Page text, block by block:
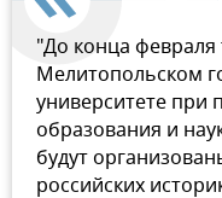
"До конца февраля
Мелитопольском
университете при
образования и
будут
российских